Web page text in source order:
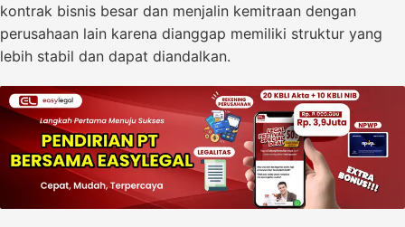
kontrak bisnis besar dan menjalin kemitraan dengan
perusahaan lain karena dianggap memiliki struktur yang
lebih stabil dan dapat diandalkan.